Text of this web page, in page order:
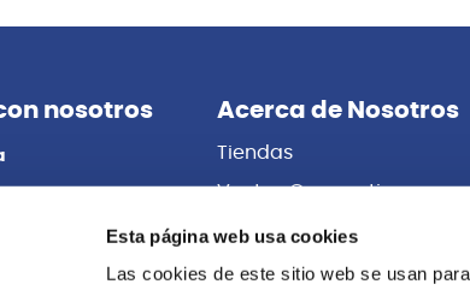
Esta página web usa cookies
Las cookies de este sitio web se usan
nosotros Acerca de Nosotros
Tiendas
Ventas Corporativas
Distribuidores
Trabaja con Nosotros